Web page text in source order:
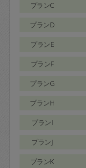
プランC
プランD
プランE
プランF
プランG
プランH
プランI
プランJ
プランK